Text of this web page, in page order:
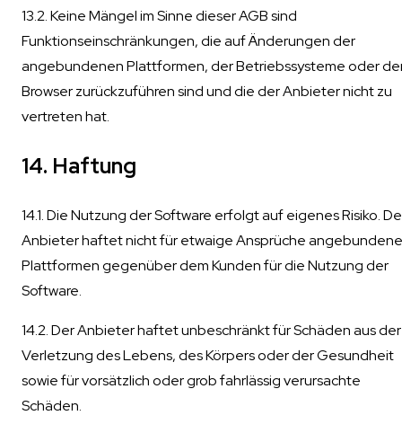
13.2. Keine Mängel im Sinne dieser AGB sind
Funktionseinschränkungen, die auf Änderungen der
angebundenen Plattformen, der Betriebssysteme oder
Browser zurückzuführen sind und die der Anbieter nicht zu
vertreten hat.
14. Haftung
14.1. Die Nutzung der Software erfolgt auf eigenes Risiko.
Anbieter haftet nicht für etwaige Ansprüche
Plattformen gegenüber dem Kunden für die Nutzung der
Software.
14.2. Der Anbieter haftet unbeschränkt für Schäden aus der
Verletzung des Lebens, des Körpers oder der Gesundheit
sowie für vorsätzlich oder grob fahrlässig verursachte
Schäden.